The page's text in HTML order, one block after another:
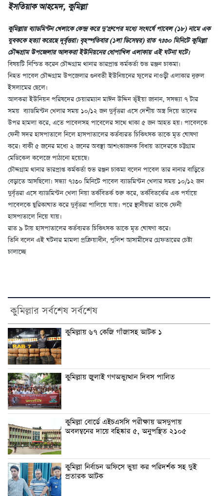
ইসতিয়াক আহমেদ, কুমিল্লা
কুমিল্লায় ব্যাডমিন্টন খেলাকে কেন্দ্র করে দু’গ্রুপের মধ্যে সংঘর্ষে পাবেল (১৮) নামে এক
যুবককে হত্যা করেছে দূর্বৃত্তরা। বৃহস্পতিবার (১লা ডিসেম্বর) রাত ৭ঃ৩০ মিনিটে কুমিল্লা
চৌদ্দগ্রাম উপজেলার আলকরা ইউনিয়নের ধোপাখিল এলাকায় এই ঘটনা ঘটে।
বিষয়টি নিশ্চিত করেন চৌদ্দগ্রাম থানার ভারপ্রাপ্ত কর্মকর্তা শুভ রঞ্জন চাকমা।
নিহত পাবেল চৌদ্দগ্রাম উপজেলার গুনবতী ইউনিয়নের ফুলের নাওড়ী এলাকার নুরুল
ইসলামের ছেলে।
আলকরা ইউনিয়ন পরিষদের চেয়ারম্যান মাঈন উদ্দিন ভূঁইয়া জানান, সসন্ধ্যা ৭ টার
সময় ব্যাডমিন্টন খেলার সময় ১০/১২ জন দুর্বৃত্তরা এসে দেশীয় অস্ত্র দিয়ে তাদের
উপর হামলা করে, এতে পাবেলসহ পাবেলের সাথে থাকা ৫ জন আহত হয়। পাবেলকে
ফেনী সদর হাসপাতালে নিলে হাসপাতালের কর্তব্যরত চিকিৎসক তাকে মৃত ঘোষণা
করে। বাকী ৫ জনের মধ্যে ২ জনের অবস্থা আশংকাজনক বিধায় তাদেরকে চট্টগ্রাম
মেডিকেল কলেজে পাঠানো হয়েছে।
চৌদ্দগ্রাম থানার ভারপ্রাপ্ত কর্মকর্তা শুভ রঞ্জন চাকমা বলেন পাবেল তার নানার বাড়িতে
বেড়াতে আসছিলো। সন্ধ্যা ৭ঃ৩০ মিনিটে পাবেল ব্যাডমিন্টন খেলার সময় ১০/১২ জন
দুর্বৃত্তরা এসে ব্যাডমিন্টন খেলা নিয়া তর্কবিতর্ক শুরু করে, তর্কবিতর্কের এক পর্যায়ে
পাবেলকে ছুরিকাঘাত করে দুর্বৃত্তরা পালিয়ে যায়। পরে স্থানীয়রা তাকে ফেনী
হাসপাতালে নিয়ে যায়।
রাত ৯ টায় হাসপাতালের কর্তব্যরত চিকিৎসক তাকে মৃত ঘোষণা করে।
তিনি বলেন এই ঘটনার মামলা প্রক্রিয়াধীন, পুলিশ আসামীদের গ্রেফতারের চেষ্টা
চালাচ্ছে
কুমিল্লার সর্বশেষ সর্বশেষ
কুমিল্লায় ৬৭ কেজি গাঁজাসহ আটক ১
কুমিল্লায় জুলাই গণঅভ্যুত্থান দিবস পালিত
কুমিল্লা বোর্ডে এইচএসসি পরীক্ষায় অসদুপায়
অবলম্বনের দায়ে বহিষ্কার ৫, অনুপস্থিত ২১০৫
কুমিল্লা নির্বাচন অফিসে ভুয়া কর পরিদর্শক সহ দুই
প্রতারক আটক